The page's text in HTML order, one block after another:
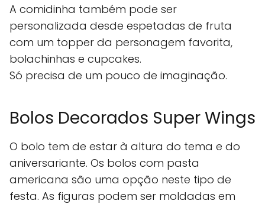
A comidinha também pode ser
personalizada desde espetadas de fruta
com um topper da personagem favorita,
bolachinhas e cupcakes.
Só precisa de um pouco de imaginação.
Bolos Decorados Super Wings
O bolo tem de estar à altura do tema e do
aniversariante. Os bolos com pasta
americana são uma opção neste tipo de
festa. As figuras podem ser moldadas em